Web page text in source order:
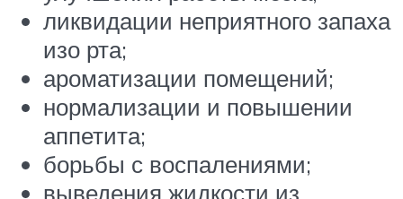
ликвидации неприятного запаха
изо рта;
ароматизации помещений;
нормализации и повышении
аппетита;
борьбы с воспалениями;
выведения жидкости из